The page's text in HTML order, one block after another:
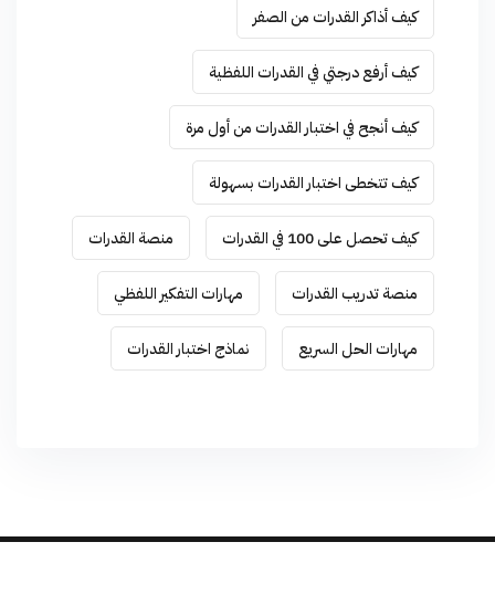
كيف أذاكر القدرات من الصفر
كيف أرفع درجتي في القدرات اللفظية
كيف أنجح في اختبار القدرات من أول مرة
كيف تتخطى اختبار القدرات بسهولة
كيف تحصل على 100 في القدرات منصة القدرات
منصة تدريب القدرات مهارات التفكير اللفظي
مهارات الحل السريع نماذج اختبار القدرات